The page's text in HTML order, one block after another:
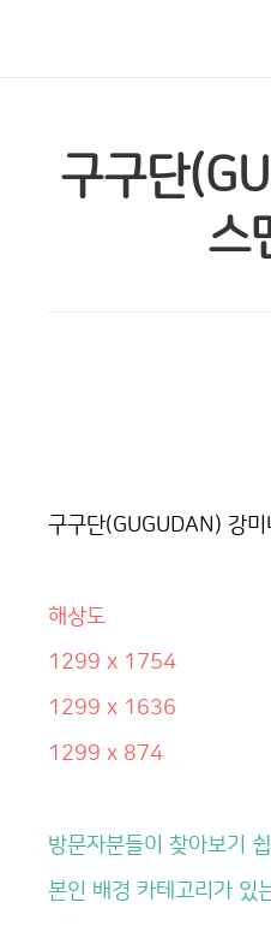
구구단
스
구구단(GUGUDAN) 강
해상도
1299 x 1754
1299 x 1636
1299 x 874
방문자분들이 찾아보기
본인 배경 카테고리가 있